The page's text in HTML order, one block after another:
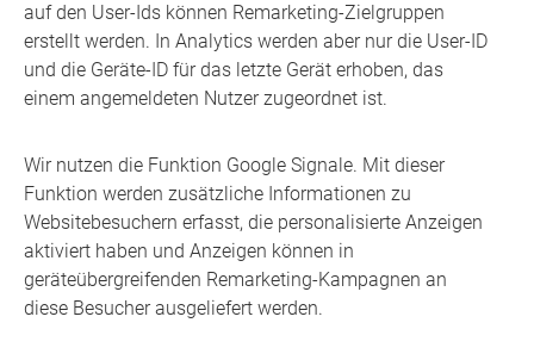
auf den User-Ids können Remarketing-Zielgruppen
erstellt werden. In Analytics werden aber nur die User-ID
und die Geräte-ID für das letzte Gerät erhoben, das
einem angemeldeten Nutzer zugeordnet ist.
Wir nutzen die Funktion Google Signale. Mit dieser
Funktion werden zusätzliche Informationen zu
Websitebesuchern erfasst, die personalisierte Anzeigen
aktiviert haben und Anzeigen können in
geräteübergreifenden Remarketing-Kampagnen an
diese Besucher ausgeliefert werden.